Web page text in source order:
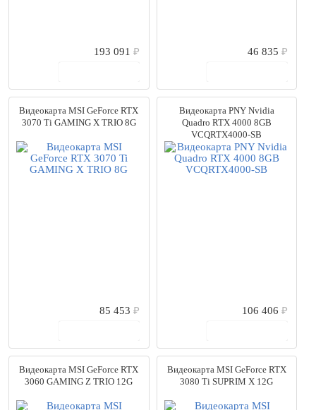
193 091₽
46 835 ₽
Видеокарта MSI GeForce RTX
3070 Ti GAMING X TRIO 8G
85 453₽
Видеокарта PNY Nvidia
Quadro RTX 4000 8GB
VCQRTX4000-SB
106 406 ₽
Видеокарта MSI GeForce RTX
3060 GAMING Z TRIO 12G
Видеокарта MSI GeForce RTX
3080 Ti SUPRIM X 12G